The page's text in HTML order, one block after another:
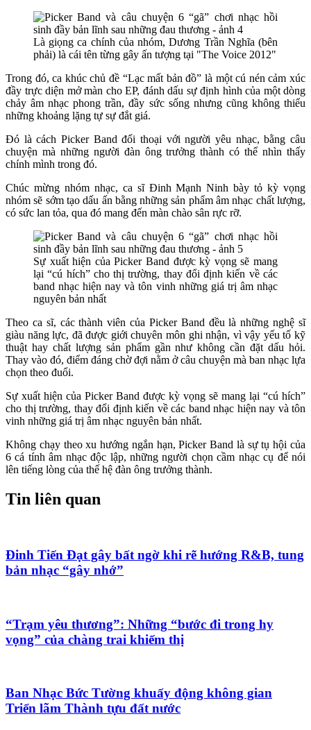
Là giọng ca chính của nhóm, Dương Trần Nghĩa (bên
phải) là cái tên từng gây ấn tượng tại "The Voice 2012"
Trong đó, ca khúc chủ đề “Lạc mất bản đồ” là một cú nén cảm xúc
đầy trực diện mở màn cho EP, đánh dấu sự định hình của một dòng
chảy âm nhạc phong trần, đầy sức sống nhưng cũng không thiếu
những khoảng lặng tự sự đắt giá.
Đó là cách Picker Band đối thoại với người yêu nhạc, bằng câu
chuyện mà những người đàn ông trưởng thành có thể nhìn thấy
chính mình trong đó.
Chúc mừng nhóm nhạc, ca sĩ Đinh Mạnh Ninh bày tỏ kỳ vọng
nhóm sẽ sớm tạo dấu ấn bằng những sản phẩm âm nhạc chất lượng,
có sức lan tỏa, qua đó mang đến màn chào sân rực rỡ.
Sự xuất hiện của Picker Band được kỳ vọng sẽ mang
lại “cú hích” cho thị trường, thay đổi định kiến về các
band nhạc hiện nay và tôn vinh những giá trị âm nhạc
nguyên bản nhất
Theo ca sĩ, các thành viên của Picker Band đều là những nghệ sĩ
giàu năng lực, đã được giới chuyên môn ghi nhận, vì vậy yếu tố kỹ
thuật hay chất lượng sản phẩm gần như không cần đặt dấu hỏi.
Thay vào đó, điểm đáng chờ đợi nằm ở câu chuyện mà ban nhạc lựa
chọn theo đuổi.
Sự xuất hiện của Picker Band được kỳ vọng sẽ mang lại “cú hích”
cho thị trường, thay đổi định kiến về các band nhạc hiện nay và tôn
vinh những giá trị âm nhạc nguyên bản nhất.
Không chạy theo xu hướng ngắn hạn, Picker Band là sự tụ hội của
6 cá tính âm nhạc độc lập, những người chọn cầm nhạc cụ để nói
lên tiếng lòng của thế hệ đàn ông trưởng thành.
Tin liên quan
Đinh Tiến Đạt gây bất ngờ khi rẽ hướng R&B, tung
bản nhạc “gây nhớ”
“Trạm yêu thương”: Những “bước đi trong hy
vọng” của chàng trai khiếm thị
Ban Nhạc Bức Tường khuấy động không gian
Triển lãm Thành tựu đất nước